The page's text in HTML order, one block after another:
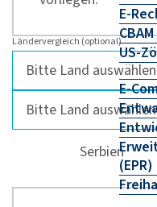
E-
CBAM
US-
E-
Ländervergleich (optional)
Serbien